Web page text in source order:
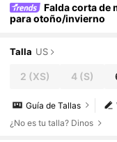
Falda corta de
para otoño/invierno
Talla US
2 (XS) 4(S)
Guía de Tallas
¿No es tu talla? Dinos